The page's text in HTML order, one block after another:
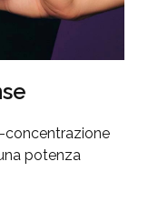
concentrazione
potenza